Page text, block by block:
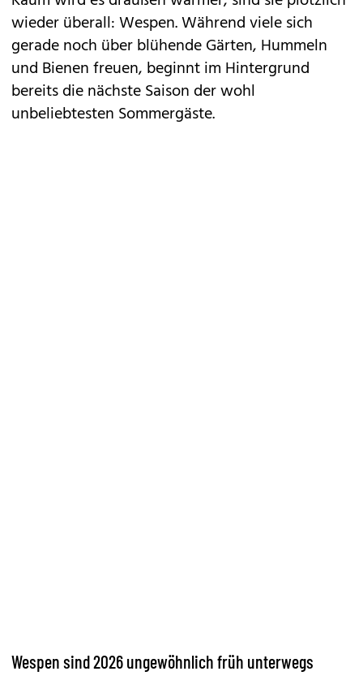
wieder überall: Wespen. Während viele sich
gerade noch über blühendeGärten, Hummeln
und Bienen freuen, beginnt im Hintergrund
bereits die nächste Saison der wohl
unbeliebtesten Sommergäste.
Wespen sind 2026 ungewöhnlich früh unterwegs